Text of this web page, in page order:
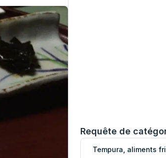
Requête de
Tempura, aliments